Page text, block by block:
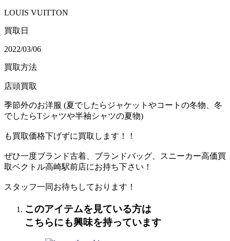
LOUIS VUITTON
買取日
2022/03/06
買取方法
店頭買取
季節外のお洋服 (夏でしたらジャケットやコートの冬物、冬
でしたらTシャツや半袖シャツの夏物)
も買取価格下げずに買取します！！
ぜひ一度ブランド古着、ブランドバッグ、スニーカー高価買
取ベクトル高崎駅前店にお持ち下さい！
スタッフ一同お待ちしております！
このアイテムを見ている方は
こちらにも興味を持っています